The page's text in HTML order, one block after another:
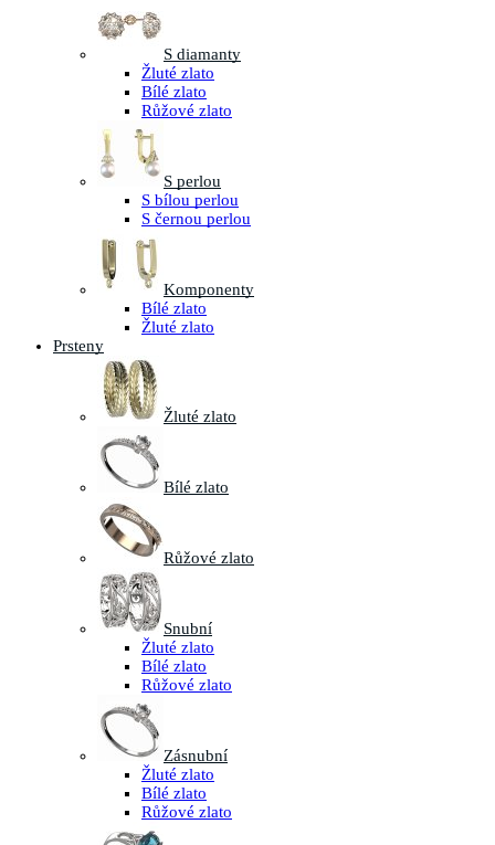
S diamanty
Žluté zlato
Bílé zlato
Růžové zlato
S perlou
S bílou perlou
S černou perlou
Komponenty
Bílé zlato
Žluté zlato
Prsteny
Žluté zlato
Bílé zlato
Růžové zlato
Snubní
Žluté zlato
Bílé zlato
Růžové zlato
Zásnubní
Žluté zlato
Bílé zlato
Růžové zlato